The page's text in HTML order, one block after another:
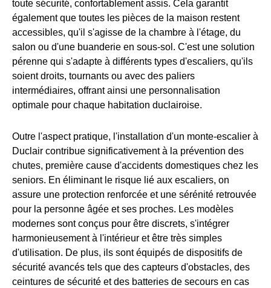
toute sécurité, confortablement assis. Cela garantit
également que toutes les pièces de la maison restent
accessibles, qu'il s'agisse de la chambre à l'étage, du
salon ou d'une buanderie en sous-sol. C'est une solution
pérenne qui s'adapte à différents types d'escaliers, qu'ils
soient droits, tournants ou avec des paliers
intermédiaires, offrant ainsi une personnalisation
optimale pour chaque habitation duclairoise.
Outre l'aspect pratique, l'installation d'un monte-escalier à
Duclair contribue significativement à la prévention des
chutes, première cause d'accidents domestiques chez les
seniors. En éliminant le risque lié aux escaliers, on
assure une protection renforcée et une sérénité retrouvée
pour la personne âgée et ses proches. Les modèles
modernes sont conçus pour être discrets, s'intégrer
harmonieusement à l'intérieur et être très simples
d'utilisation. De plus, ils sont équipés de dispositifs de
sécurité avancés tels que des capteurs d'obstacles, des
ceintures de sécurité et des batteries de secours en cas